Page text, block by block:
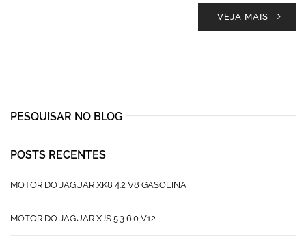
VEJA MAIS
PESQUISAR NO BLOG
POSTS RECENTES
MOTOR DO JAGUAR XK8 4.2 V8 GASOLINA
MOTOR DO JAGUAR XJS 5.3 6.0 V12